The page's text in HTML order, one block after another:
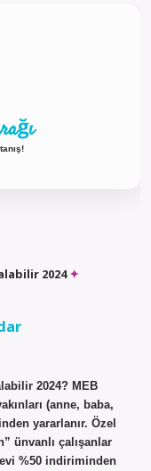
2024
2024? MEB
(anne, baba,
yararlanır. Özel
ünvanlı çalışanlar
%50 indiriminden